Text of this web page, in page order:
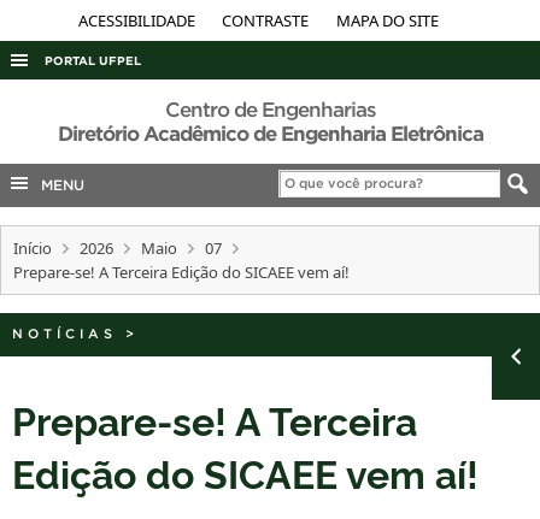
ACESSIBILIDADE CONTRASTE MAPA DO SITE
PORTAL UFPEL
ACESSO À INFORMAÇÃO
AUDITORIA
COBALTO
CONCURSOS
EDITAIS
TELEFONES
Centro de Engenharias
Diretório Acadêmico de Engenharia Eletrônica
MENU
Início 2026 Maio
07
Prepare-se! A Terceira Edição do SICAEE vem aí!
NOTÍCIAS >
Prepare-se! A Terceira
Edição do SICAEE vem aí!